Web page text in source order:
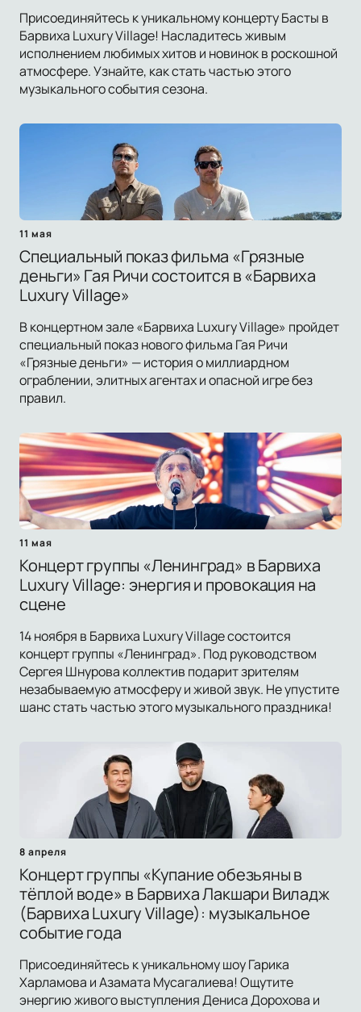
Присоединяйтесь к уникальному концерту Басты в
Барвиха Luxury Village! Насладитесь живым
исполнением любимых хитов и новинок в роскошной
атмосфере. Узнайте, как стать частью этого
музыкального события сезона.
11 мая
Специальный показ фильма «Грязные
деньги» Гая Ричи состоится в «Барвиха
Luxury Village»
В концертном зале «Барвиха Luxury Village» пройдет
специальный показ нового фильма Гая Ричи
«Грязные деньги» — история о миллиардном
ограблении, элитных агентах и опасной игре без
правил.
11 мая
Концерт группы «Ленинград» в Барвиха
Luxury Village: энергия и провокация на
сцене
14 ноября в Барвиха Luxury Village состоится
концерт группы «Ленинград». Под руководством
Сергея Шнурова коллектив подарит зрителям
незабываемую атмосферу и живой звук. Не упустите
шанс стать частью этого музыкального праздника!
8 апреля
Концерт группы «Купание обезьяны в
тёплой воде» в Барвиха Лакшари Виладж
(Барвиха Luxury Village): музыкальное
событие года
Присоединяйтесь к уникальному шоу Гарика
Харламова и Азамата Мусагалиева! Ощутите
энергию живого выступления Дениса Дорохова и